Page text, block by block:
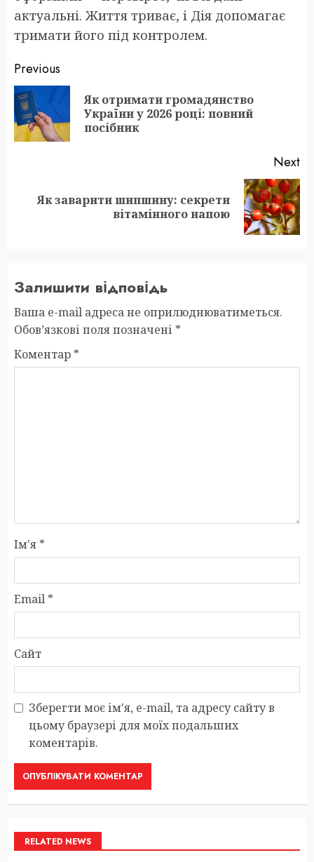
актуальні. Життя триває, і Дія допомагає
тримати його під контролем.
Post
navigation
Previous
Як отримати громадянство
України у 2026 році: повний
посібник
Next
NextЯк заварити шипшину: секрети
вітамінного напою
Залишити відповідь
Ваша e-mail адреса не оприлюднюватиметься.
Обов’язкові поля позначені *
Коментар *
Ім'я *
Email *
Сайт
Зберегти моє ім'я, e-mail, та адресу сайту в
цьому браузері для моїх подальших
коментарів.
RELATED NEWS